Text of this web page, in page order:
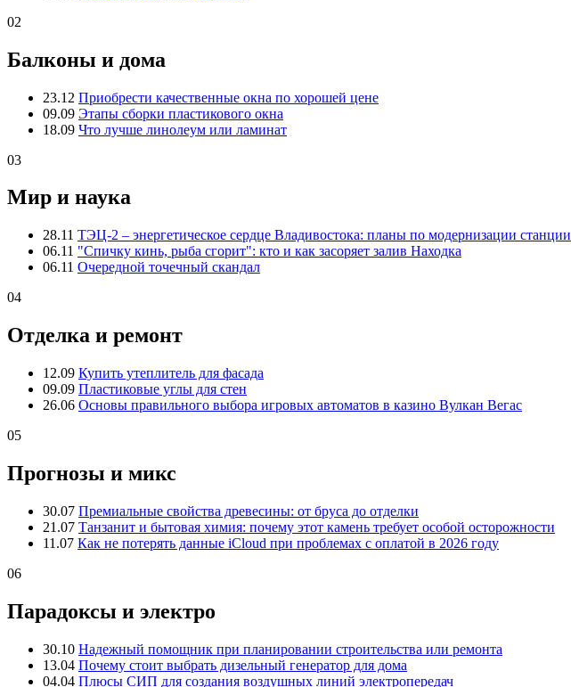
02
Балконы и дома
23.12 Приобрести качественные окна по хорошей цене
09.09 Этапы сборки пластикового окна
18.09 Что лучше линолеум или ламинат
03
Мир и наука
28.11 ТЭЦ-2 – энергетическое сердце Владивостока: планы по модернизации станции
06.11 "Спичку кинь, рыба сгорит": кто и как засоряет залив Находка
06.11 Очередной точечный скандал
04
Отделка и ремонт
12.09 Купить утеплитель для фасада
09.09 Пластиковые углы для стен
26.06 Основы правильного выбора игровых автоматов в казино Вулкан Вегас
05
Прогнозы и микс
30.07 Премиальные свойства древесины: от бруса до отделки
21.07 Танзанит и бытовая химия: почему этот камень требует особой осторожности
11.07 Как не потерять данные iCloud при проблемах с оплатой в 2026 году
06
Парадоксы и электро
30.10 Надежный помощник при планировании строительства или ремонта
13.04 Почему стоит выбрать дизельный генератор для дома
04.04 Плюсы СИП для создания воздушных линий электропередач